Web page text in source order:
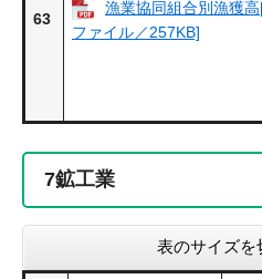
63
漁業協同組合別漁獲
ファイル／257KB]
7鉱工業
表のサイズを